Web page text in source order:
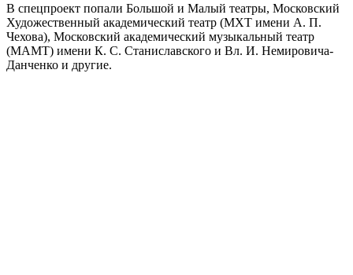
В спецпроект попали Большой и Малый театры, Московский
Художественный академический театр (МХТ имени А. П.
Чехова), Московский академический музыкальный театр
(МАМТ) имени К. С. Станиславского и Вл. И. Немировича-
Данченко и другие.